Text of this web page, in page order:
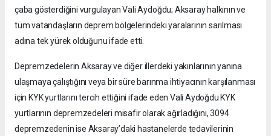
çaba gösterdiğini vurgulayan Vali Aydoğdu; Aksaray halkının ve
tüm vatandaşların deprem bölgelerindeki yaralarının sarılması
adına tek yürek olduğunu ifade etti.
Depremzedelerin Aksaray ve diğer illerdeki yakınlarının yanına
ulaşmaya çalıştığını veya bir süre barınma ihtiyacının karşılanması
için KYK yurtlarını tercih ettiğini ifade eden Vali Aydoğdu KYK
yurtlarının depremzedeleri misafir olarak ağırladığını, 3094
depremzedenin ise Aksaray’daki hastanelerde tedavilerinin